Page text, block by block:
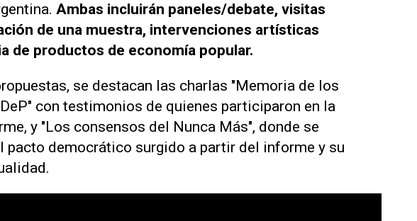
Ambas incluirán paneles/debate, visitas
de una muestra, intervenciones artísticas
de productos de economía popular.
se destacan las charlas "Memoria de los
con testimonios de quienes participaron en la
y "Los consensos del Nunca Más", donde se
pacto democrático surgido a partir del informe y su